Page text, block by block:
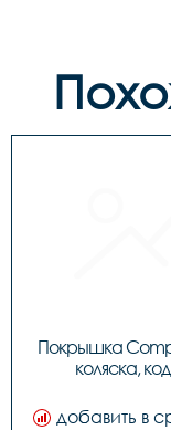
Покрышка
коляска,
добавить в